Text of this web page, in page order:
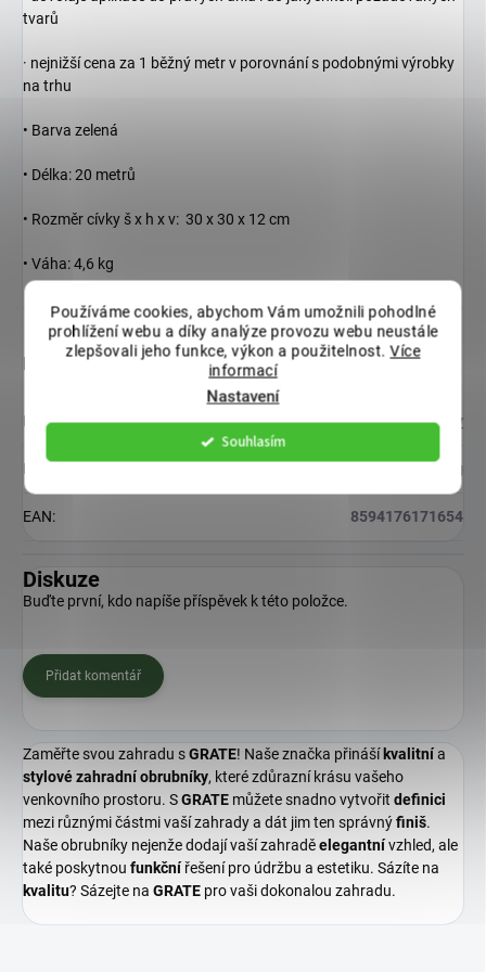
Používáme cookies, abychom Vám umožnili pohodlné
prohlížení webu a díky analýze provozu webu neustále
zlepšovali jeho funkce, výkon a použitelnost.Více
informací
Nastavení
Souhlasím
tvarů
· nejnižší cena za 1 běžný metr v porovnání s podobnými výrobky
na trhu
• Barva zelená
• Délka: 20 metrů
• Rozměr cívky š x h x v: 30 x 30 x 12 cm
• Váha: 4,6 kg
Doplňkové parametry
Kategorie: Obrubníky
Hmotnost 4.6 kg
EAN: 8594176171654
Diskuze
Buďte první, kdo napíše příspěvek k této položce.
Přidat komentář
Zaměřte svou zahradu sGRATE! Naše značka přináší kvalitnía
stylové zahradní obrubníky, které zdůrazní krásu vašeho
venkovního prostoru. SGRATE můžete snadno vytvořit definici
mezi různými částmi vaší zahrady a dát jim ten správnýfiniš.
Naše obrubníky nejenže dodají vaší zahraděelegantnívzhled, ale
také poskytnou funkčnířešení pro údržbu a estetiku. Sázíte na
kvalitu? Sázejte na GRATE pro vaši dokonalou zahradu.